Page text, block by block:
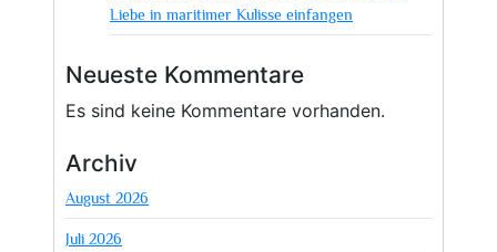
Liebe in maritimer Kulisse einfangen
Neueste Kommentare
Es sind keine Kommentare vorhanden.
Archiv
August 2026
Juli 2026